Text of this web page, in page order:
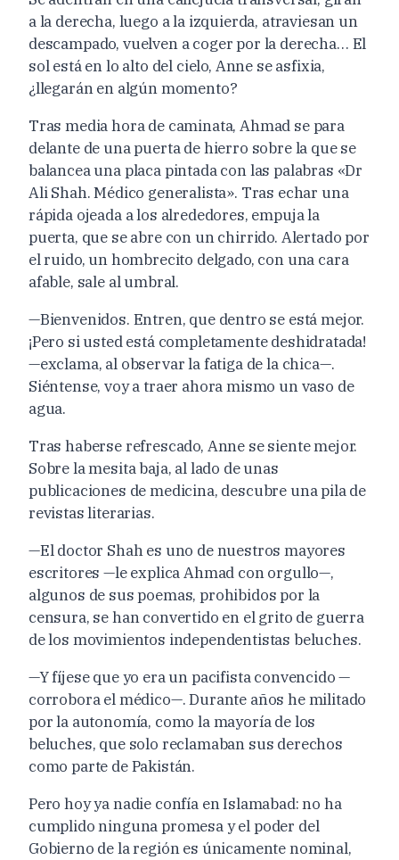
a la derecha, luego a la izquierda, atraviesan un
descampado, vuelven a coger por la derecha… El
sol está en lo alto del cielo, Anne se asfixia,
¿llegarán en algún momento?
Tras media hora de caminata, Ahmad se para
delante de una puerta de hierro sobre la que se
balancea una placa pintada con las palabras «Dr
Ali Shah. Médico generalista». Tras echar una
rápida ojeada a los alrededores, empuja la
puerta, que se abre con un chirrido. Alertado por
el ruido, un hombrecito delgado, con una cara
afable, sale al umbral.
—Bienvenidos. Entren, que dentro se está mejor.
¡Pero si usted está completamente deshidratada!
—exclama, al observar la fatiga de la chica—.
Siéntense, voy a traer ahora mismo un vaso de
agua.
Tras haberse refrescado, Anne se siente mejor.
Sobre la mesita baja, al lado de unas
publicaciones de medicina, descubre una pila de
revistas literarias.
—El doctor Shah es uno de nuestros mayores
escritores —le explica Ahmad con orgullo—,
algunos de sus poemas, prohibidos por la
censura, se han convertido en el grito de guerra
de los movimientos independentistas beluches.
—Y fíjese que yo era un pacifista convencido —
corrobora el médico—. Durante años he militado
por la autonomía, como la mayoría de los
beluches, que solo reclamaban sus derechos
como parte de Pakistán.
Pero hoy ya nadie confía en Islamabad: no ha
cumplido ninguna promesa y el poder del
Gobierno de la región es únicamente nominal,